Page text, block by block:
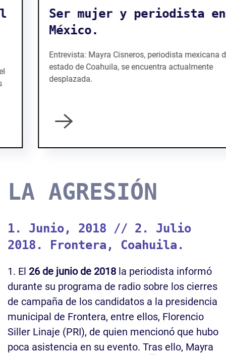
Ser mujer y periodista en
México.
Entrevista: Mayra Cisneros, periodista mexicana del
estado de Coahuila, se encuentra actualmente
desplazada.
LA AGRESIÓN
1. Junio, 2018 // 2. Julio
2018. Frontera, Coahuila.
1. El 26 de junio de 2018 la periodista informó
durante su programa de radio sobre los cierres
de campaña de los candidatos a la presidencia
municipal de Frontera, entre ellos, Florencio
Siller Linaje (PRI), de quien mencionó que hubo
poca asistencia en su evento. Tras ello, Mayra